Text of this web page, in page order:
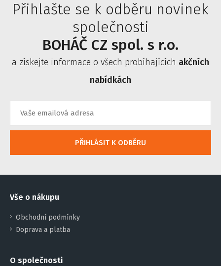
Přihlašte se k odběru novinek
společnosti
BOHÁČ CZ spol. s r.o.
a získejte informace o všech probíhajících akčních
nabídkách
PŘIHLÁSIT K ODBĚRU
Vše o nákupu
Obchodní podmínky
Doprava a platba
O společnosti